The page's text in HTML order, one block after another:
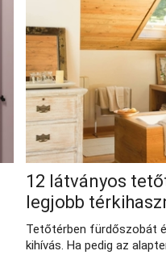
12 látványos
legjobb
Tetőtérben fürdőszobát
kihívás. Ha pedig az